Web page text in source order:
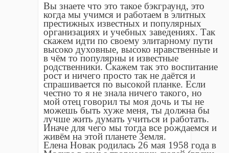
Вы знаете что это такое бэкграунд, это
когда мы учимся и работаем в элитных
престижных известных и популярных
организациях и учебных заведениях. Так
скажем идти по своему элитарному пути
высоко духовные, высоко нравственные и
в чëм то популярны и известные
родственники. Скажем так это воспитание
рост и ничего просто так не даëтся и
спрашивается по высокой планке. Если
честно то я не знала ничего такого, но
мой отец говорил ты моя дочь и ты не
можешь быть хуже меня, ты должна бы
лучше жить думать учиться и работать.
Иначе для чего мы тогда все рождаемся и
живëм на этой планете Земля.
Елена Новак родилась 26 мая 1958 года в